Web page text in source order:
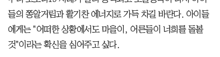
들의 쫑알거림과 활기찬 에너지로 가득 차길 바란다. 아이들
에게는 "어떠한 상황에서도 마을이, 어른들이 너희를 돌볼
것"이라는 확신을 심어주고 싶다.